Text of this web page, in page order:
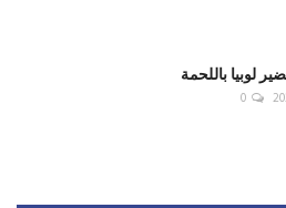
لوبيا باللحمة
0